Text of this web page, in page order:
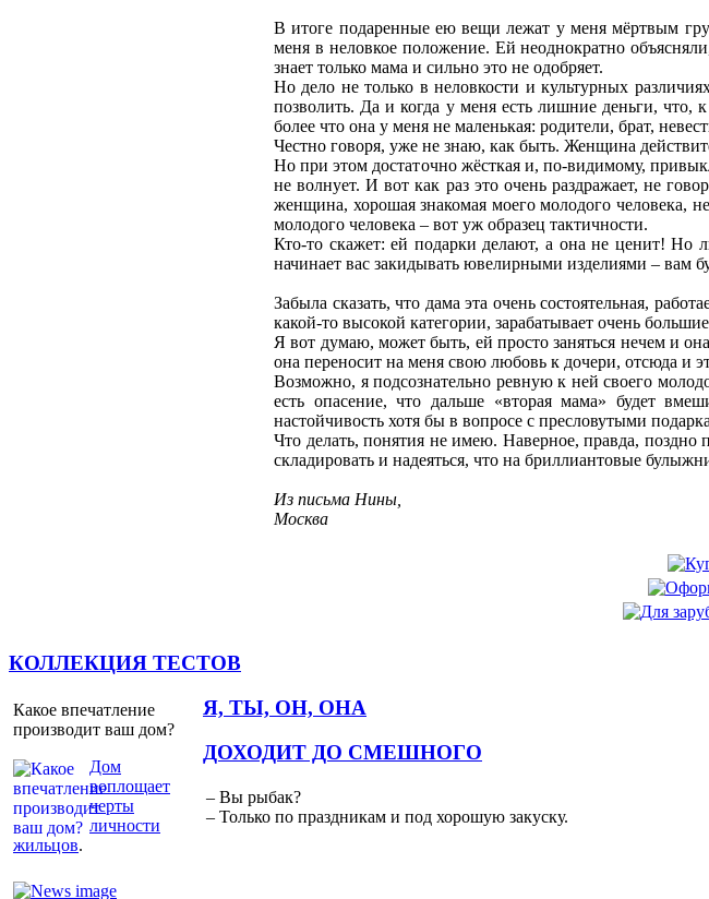
В итоге подаренные ею вещи лежат у меня мёртвым
меня в неловкое положение. Ей неоднократно
знает только мама и сильно это не одобряет.
Но дело не только в неловкости и культурных
позволить. Да и когда у меня есть лишние деньги, что,
более что она у меня не маленькая: родители, брат,
Честно говоря, уже не знаю, как быть. Женщина
Но при этом достаточно жёсткая и, по-видимому,
не волнует. И вот как раз это очень раздражает, не
женщина, хорошая знакомая моего молодого
молодого человека – вот уж образец тактичности.
Кто-то скажет: ей подарки делают, а она не ценит! Но
начинает вас закидывать ювелирными изделиями – вам
Забыла сказать, что дама эта очень состоятельная,
какой-то высокой категории, зарабатывает очень
Я вот думаю, может быть, ей просто заняться нечем и
она переносит на меня свою любовь к дочери, отсюда и
Возможно, я подсознательно ревную к ней своего
есть опасение, что дальше «вторая мама» будет
настойчивость хотя бы в вопросе с пресловутыми
Что делать, понятия не имею. Наверное, правда, поздно
складировать и надеяться, что на бриллиантовые
Из письма Нины,
Москва
КОЛЛЕКЦИЯ ТЕСТОВ
Какое впечатление
производит ваш дом?
Дом
воплощает
черты
личности
жильцов.
Я, ТЫ, ОН, ОНА
ДОХОДИТ ДО СМЕШНОГО
– Вы рыбак?
– Только по праздникам и под хорошую закуску.